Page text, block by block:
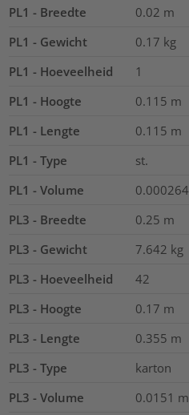
PL1 - Breedte 0.02 m
PL1 - Gewicht
0.17 kg
PL1 - Hoeveelheid
1
PL1 - Hoogte
0.115 m
PL1 - Lengte
0.115 m
PL1 - Type
st.
PL1 - Volume
PL3 - Breedte
0.25 m
PL3 - Gewicht
7.642 kg
PL3 - Hoeveelheid
42
PL3 - Hoogte
0.17 m
PL3 - Lengte
0.355 m
PL3 - Type
karton
PL3 - Volume
0.0151